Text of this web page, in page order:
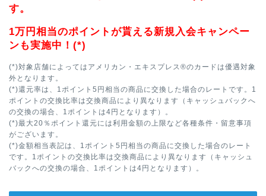
す。
1万円相当のポイントが貰える新規入会キャンペー
ンも実施中！(*)
(*)対象店舗によってはアメリカン・エキスプレス®のカードは優遇対象
外となります。
(*)還元率は、1ポイント5円相当の商品に交換した場合のレートです。1
ポイントの交換比率は交換商品により異なります（キャッシュバックへ
の交換の場合、1ポイントは4円となります）。
(*)最大20％ポイント還元には利用金額の上限など各種条件・留意事項
がございます。
(*)金額相当表記は、1ポイント5円相当の商品に交換した場合のレート
です。1ポイントの交換比率は交換商品により異なります（キャッシュ
バックへの交換の場合、1ポイントは4円となります）。